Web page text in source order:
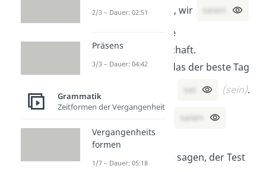
Wir behaupten, wir
seien
die beste
Fußballmannschaft.
Sie sagt, dass das der beste Tag
sei (sein).
seien
(sein)
Meine Freunde sagen, der Test
2/3 – Dauer: 02:51
Präsens
3/3 – Dauer: 04:42
Grammatik
Zeitformen der Vergangenheit
Vergangenheits
formen
1/7 – Dauer: 05:18